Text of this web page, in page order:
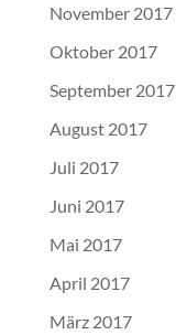
November 2017
Oktober 2017
September 2017
August 2017
Juli 2017
Juni 2017
Mai 2017
April 2017
März 2017